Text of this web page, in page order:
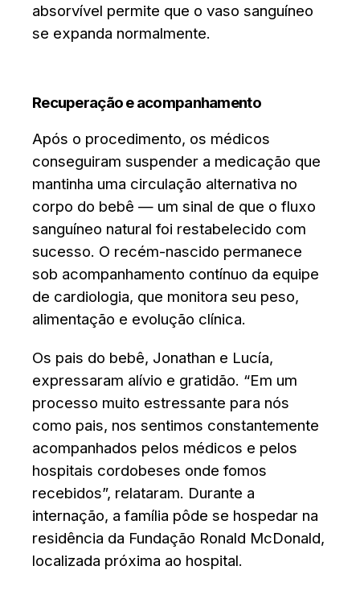
absorvível permite que o vaso sanguíneo
se expanda normalmente.
Recuperação e acompanhamento
Após o procedimento, os médicos
conseguiram suspender a medicação que
mantinha uma circulação alternativa no
corpo do bebê — um sinal de que o fluxo
sanguíneo natural foi restabelecido com
sucesso. O recém-nascido permanece
sob acompanhamento contínuo da equipe
de cardiologia, que monitora seu peso,
alimentação e evolução clínica.
Os pais do bebê, Jonathan e Lucía,
expressaram alívio e gratidão. “Em um
processo muito estressante para nós
como pais, nos sentimos constantemente
acompanhados pelos médicos e pelos
hospitais cordobeses onde fomos
recebidos”, relataram. Durante a
internação, a família pôde se hospedar na
residência da Fundação Ronald McDonald,
localizada próxima ao hospital.